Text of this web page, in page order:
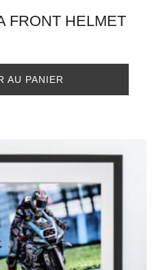
FRONT HELMET
AU PANIER